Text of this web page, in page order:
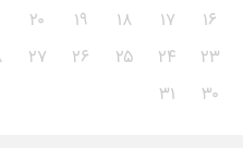
۱۶
۱۷ ۱۸ ۱۹ ۲۰
۲۳
۲۴ ۲۵ ۲۶ ۲۷
۳۰
۳۱